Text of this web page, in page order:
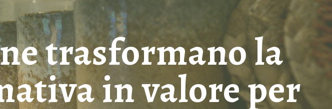
trasformano la
in valore per